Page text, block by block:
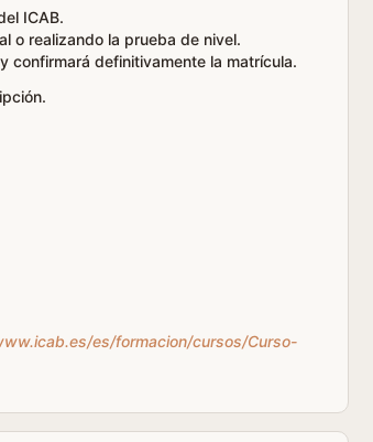
ICAB.
o realizando la prueba de nivel.
confirmará definitivamente la matrícula.
es/formacion/cursos/Curso-